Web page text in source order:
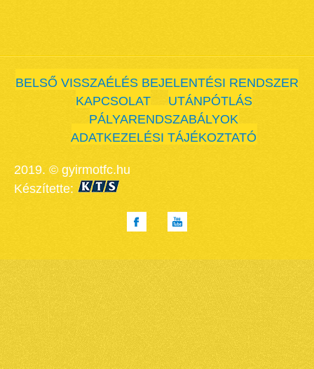
BELSŐ VISSZAÉLÉS BEJELENTÉSI RENDSZER
KAPCSOLAT
UTÁNPÓTLÁS
PÁLYARENDSZABÁLYOK
ADATKEZELÉSI TÁJÉKOZTATÓ
2019. © gyirmotfc.hu
Készítette: